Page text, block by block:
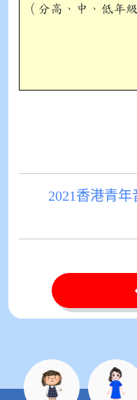
（分高、中、低年級
2021香港青